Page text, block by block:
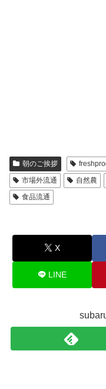
朝のご挨拶
市場外流通
自然農
食品流通
X
LINE